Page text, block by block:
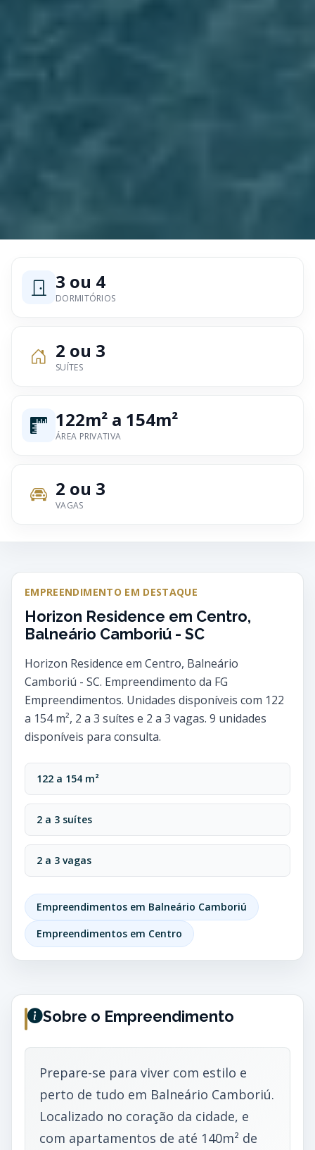
3 ou 4
DORMITÓRIOS
2 ou 3
SUÍTES
122m² a 154m²
ÁREA PRIVATIVA
2 ou 3
VAGAS
EMPREENDIMENTO EM DESTAQUE
Horizon Residence em Centro,
Balneário Camboriú - SC
Horizon Residence em Centro, Balneário
Camboriú - SC. Empreendimento da FG
Empreendimentos. Unidades disponíveis com 122
a 154 m², 2 a 3 suítes e 2 a 3 vagas. 9 unidades
disponíveis para consulta.
122 a 154 m²
2 a 3 suítes
2 a 3 vagas
Empreendimentos em Balneário Camboriú
Empreendimentos em Centro
Sobre o Empreendimento
Prepare-se para viver com estilo e
perto de tudo em Balneário Camboriú.
Localizado no coração da cidade, e
com apartamentos de até 140m² de